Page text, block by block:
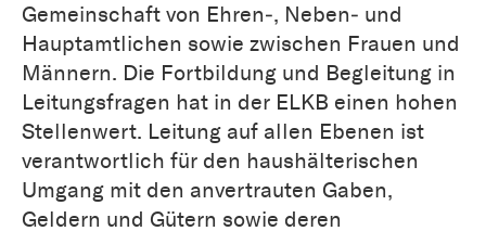
Gemeinschaft von Ehren‐, Neben‐ und
Hauptamtlichen sowie zwischen Frauen und
Männern. Die Fortbildung und Begleitung in
Leitungsfragen hat in der ELKB einen hohen
Stellenwert. Leitung auf allen Ebenen ist
verantwortlich für den haushälterischen
Umgang mit den anvertrauten Gaben,
Geldern und Gütern sowie deren